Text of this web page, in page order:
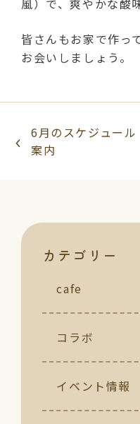
皆さんもお家で作っ
お会いしましょう。
6月のスケジュール
案内
カテゴリー
cafe
コラボ
イベント情報